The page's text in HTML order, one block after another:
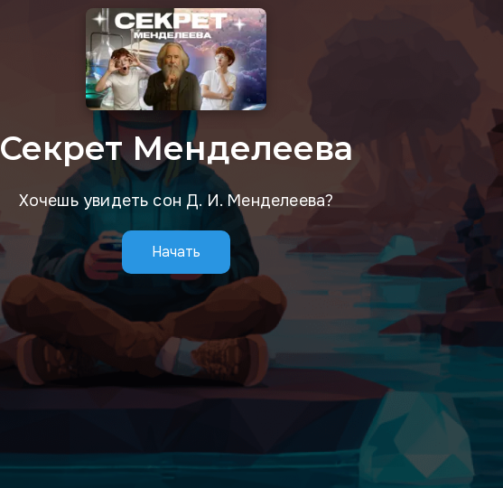
Секрет Менделеева
Хочешь увидеть сон Д. И. Менделеева?
Начать